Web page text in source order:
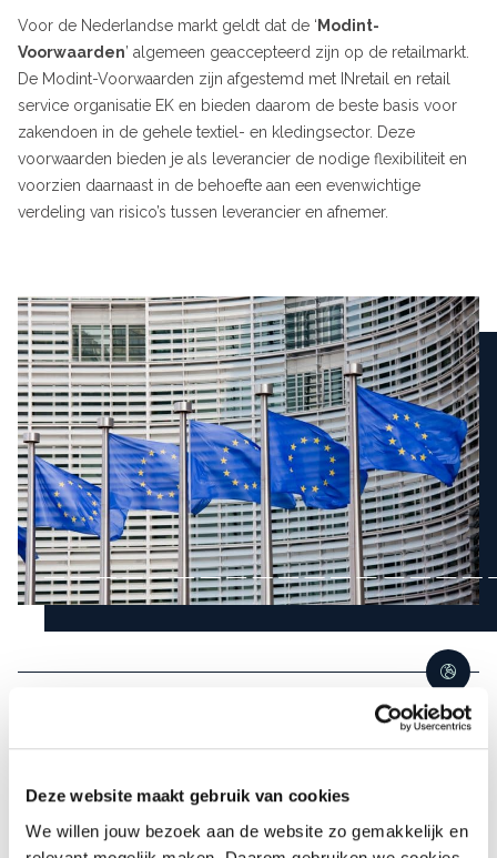
Deze website maakt gebruik van cookies
We willen jouw bezoek aan de website zo gemakkelijk en
Voor de Nederlandse markt geldt dat de ‘ Modint-
Voorwaarden’ algemeen geaccepteerd zijn op de retailmarkt.
De Modint-Voorwaarden zijn afgestemd met INretail en retail
service organisatie EK en bieden daarom de beste basis voor
zakendoen in de gehele textiel- en kledingsector. Deze
voorwaarden bieden je als leverancier de nodige flexibiliteit en
voorzien daarnaast in de behoefte aan een evenwichtige
verdeling van risico’s tussen leverancier en afnemer.
Zakendoen in het buitenland
Voor Duitse afnemers in Duitsland adviseren wij de meest
Textilwirtschaft(opent in nieuw tabblad)(opent in nieuw tabblad)
’.